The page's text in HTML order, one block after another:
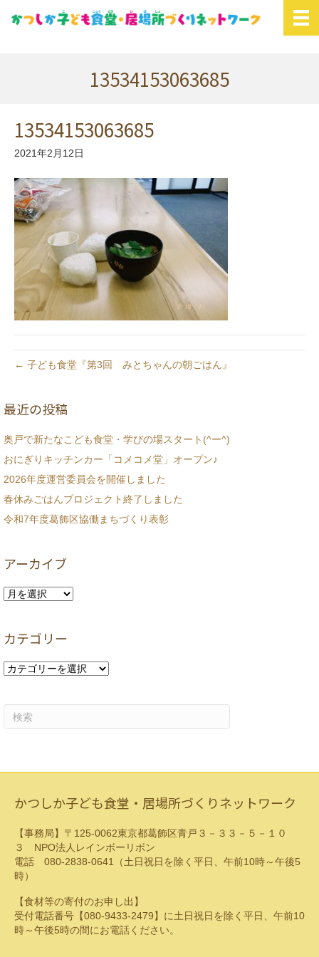
13534153063685
13534153063685
2021年2月12日
← 子ども食堂『第3回 みとちゃんの朝ごはん』
最近の投稿
奥戸で新たなこども食堂・学びの場スタート(^ー^)
おにぎりキッチンカー「コメコメ堂」オープン♪
2026年度運営委員会を開催しました
春休みごはんプロジェクト終了しました
令和7年度葛飾区協働まちづくり表彰
アーカイブ
ア
イ
カテゴリー
カ
かつしか子ども食堂・居場所づくりネットワーク
【事務局】〒125-0062東京都葛飾区青戸３－３３－５－１０
３ NPO法人レインボーリボン
電話 080-2838-0641（土日祝日を除く平日、午前10時～午後5
時）
【食材等の寄付のお申し出】
受付電話番号【080-9433-2479】に土日祝日を除く平日、午前10
時～午後5時の間にお電話ください。